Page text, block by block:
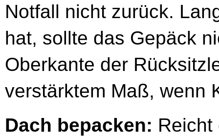
Notfall nicht zurück.
hat, sollte das Gepäck
Oberkante der
verstärktem Maß, wenn
Dach bepacken: Reicht